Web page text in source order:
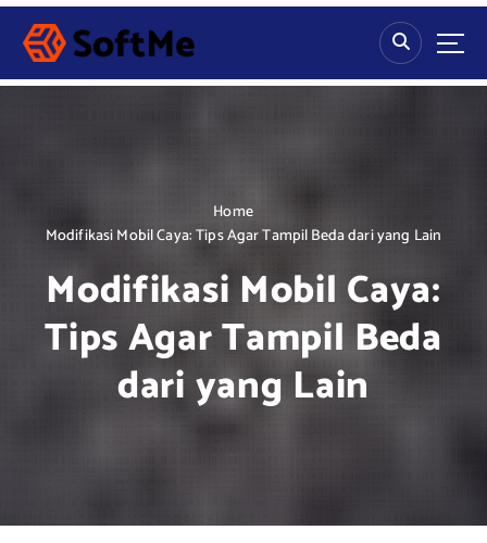
S
p
Home
Modifikasi Mobil Caya: Tips Agar Tampil Beda dari yang Lain
Modifikasi Mobil Caya:
Tips Agar Tampil Beda
dari yang Lain